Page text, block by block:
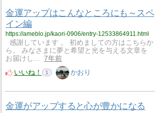
金運アップはこんなところにも～スペ
イン編
https://ameblo.jp/kaori-0906/entry-12533864911.html
感謝しています 。 初めましての方はこちらか
ら。 みなさまに夢と希望と光を与える文章を
お届けし…
7年前
いいね！
1 かおり
金運がアップすると心が豊かになる